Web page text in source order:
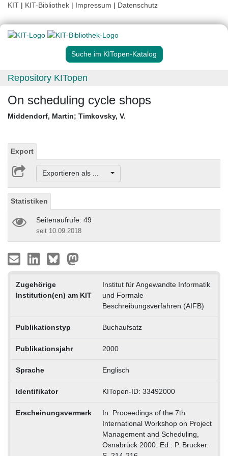
KIT | KIT-Bibliothek | Impressum | Datenschutz
Suche im KITopen-Katalog
Repository KITopen
On scheduling cycle shops
Middendorf, Martin; Timkovsky, V.
Export
Exportieren als ...
Statistiken
Seitenaufrufe: 49
seit 10.09.2018
Zugehörige
Institution(en) am KIT
Institut für Angewandte Informatik
und Formale
Beschreibungsverfahren (AIFB)
Publikationstyp Buchaufsatz
Publikationsjahr 2000
Sprache Englisch
Identifikator KITopen-ID: 33492000
Erscheinungsvermerk
In: Proceedings of the 7th
International Workshop on Project
Management and Scheduling,
Osnabrück 2000. Ed.: P. Brucker.